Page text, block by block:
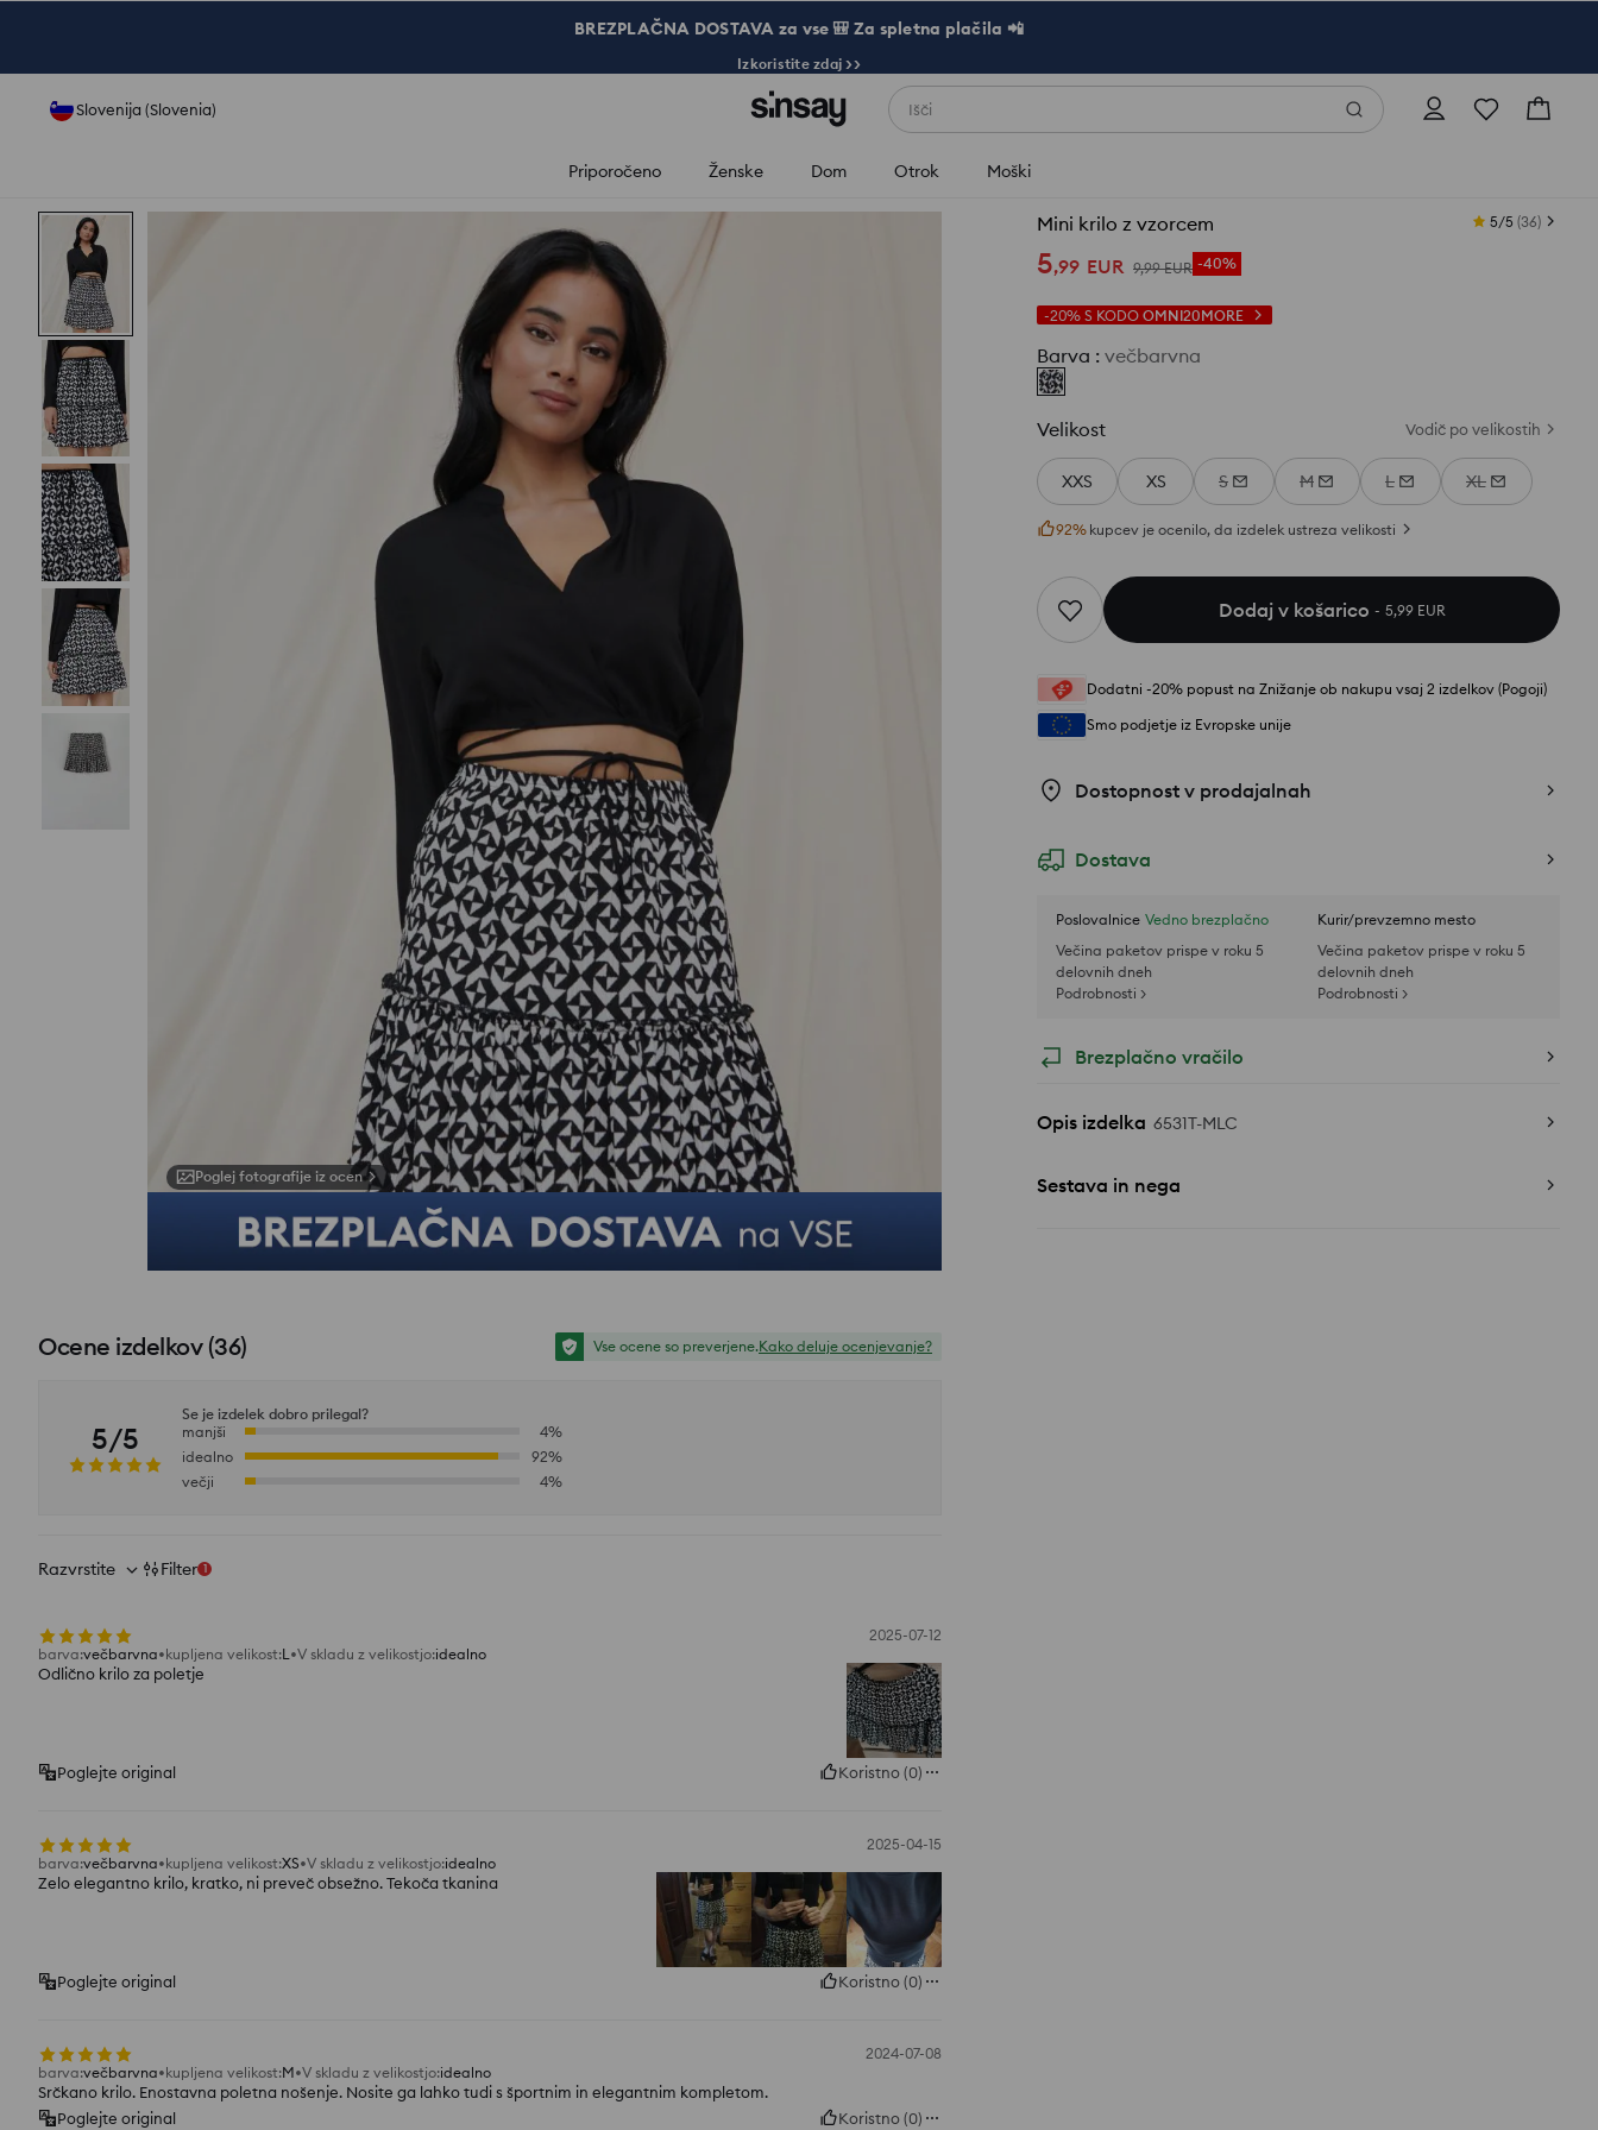
BREZPLAČNA DOSTAVA za vse 🎒 Za spletna plačila 📲
Izkoristite zdaj >>
Slovenija (Slovenia) Išči
Priporočeno Ženske Dom Otrok Moški
Mini krilo z vzorcem 5/5 (36)
5,99 EUR 9,99 EUR -40%
-20% S KODO OMNI20MORE
Barva : večbarvna
Velikost Vodič po velikostih
XXS XS S M L XL
92% kupcev je ocenilo, da izdelek ustreza velikosti
Dodaj v košarico 5,99 EUR
Dodatni -20% popust na Znižanje ob nakupu vsaj 2 izdelkov (Pogoji)
Smo podjetje iz Evropske unije
Dostopnost v prodajalnah
Dostava
Poslovalnice Vedno brezplačno
Večina paketov prispe v roku 5
delovnih dneh
Podrobnosti >
Kurir/prevzemno mesto
Večina paketov prispe v roku 5
delovnih dneh
Podrobnosti >
Brezplačno vračilo
Opis izdelka 6531T-MLC
Sestava in nega
Poglej fotografije iz ocen
Kupi ta komplet
Ocene izdelkov(36) Vse ocene so preverjene.Kako deluje ocenjevanje?
5/5
Se je izdelek dobro prilegal?
manjši
4%
idealno
92%
večji
4%
Razvrstite Filter 1
2025-07-12
barva:večbarvna kupljena velikost:L V skladu z velikostjo:idealno
Odlično krilo za poletje
Poglejte original Koristno(0)
2025-04-15
barva:večbarvna kupljena velikost:XS V skladu z velikostjo:idealno
Zelo elegantno krilo, kratko, ni preveč obsežno. Tekoča tkanina
Poglejte original Koristno(0)
2024-07-08
barva:večbarvna kupljena velikost:M V skladu z velikostjo:idealno
Srčkano krilo. Enostavna poletna nošenje. Nosite ga lahko tudi s športnim in elegantnim kompletom.
Poglejte original
Koristno(0)